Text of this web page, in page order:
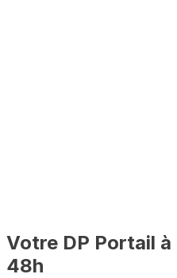
Votre DP Portail à
48h